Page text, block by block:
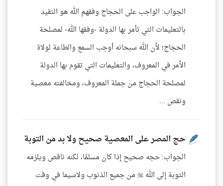
الجواب: الواجب على الحجاج وفقهم الله هو التقيد
بالتعليمات التي تأمر بها الدولة -وفقها الله- لمصلحة
الحجاج؛ لأن الله سبحانه أوجب السمع والطاعة لولاة
الأمر في المعروف، والتعليمات التي تقوم بها الدولة
لمصلحة الحجاج من جملة المعروف، ومخالفته معصية
ونقص ...
حج المصر على المعصية صحيح ولا بد من التوبة
الجواب: حجه صحيح إذا كان مسلمًا، لكنه ناقص ويلزمه
التوبة إلى الله  من جميع الذنوب ولاسيما في وقت